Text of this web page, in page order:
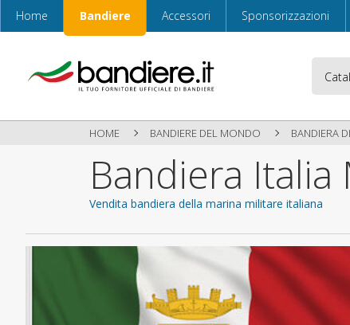
Home Bandiere Accessori Sponsorizzazioni
HOME BANDIERE DEL MONDO BANDIERA
Bandiera
Vendita bandiera della marina militare italiana